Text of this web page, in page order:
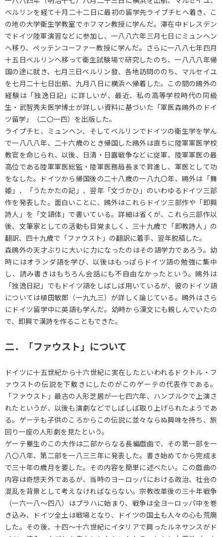
ベルリンを経て十月二十二日に最初の留学先ライプチヒへ着き、こ
の地の大学衛生学教室でホフマン教授に学んだ。滞在中ドレスデン
でドイツ陸軍演習などに参加し、一八八六年三月七日にミュンヘン
へ移り、ペッテンコーファー教授に学んだ。さらに一八八七年四月
十五日ベルリンへ移って衛生試験場で研究したのち、一八八八年帰
国の途に就き、七月三日ベルリン發、各地訪問ののち、マルセイユ
を七月二十七日出航、九月八日に横浜へ帰着した。この間の鴎外の
経験は「独逸日記」に詳しいが、最近、私の高等学校時代の同級
生・武智秀夫医学博士が詳しい資料に基づいた「軍医森鴎外のドイ
ツ留学」（二〇一四）を出版した。
ライプチヒ、ミュンヘン、そしてベルリンでドイツの衛生学を学ん
で一八八八年、二十六歳のとき帰国した鴎外は直ちに陸軍軍医学校
教官を命じられ、以後、日清・日露戦争などに従軍、陸軍軍医の最
高位である陸軍軍医総監・陸軍医務局長まで昇進し、軍医として功
をなした。ドイツから帰国後の二十八歳の一八九〇年、鴎外は「舞
姫」、「うたかたの記」、翌年「文づかひ」のいわゆるドイツ三部
作を発表した。面白いことに、鴎外はこれらドイツ三部作や「即興
詩人」を「文語体」で書いている。詳細は省くが、これら三部作以
後、文筆家としての活動も目覚ましく、三十九歳で「即教詩人」の
翻訳、四十九歳で「ファウスト」の翻訳に着手、翌年脱稿した。
森鴎外の天才ぶりに大いに力になったのはその語学力であろう。幼
時にはオランダ語を学び、以後はもっぱらドイツ語の勉強に集中
し、読み書きはもちろん会話にも不自由なかったという。鴎外は
「独逸日記」でもドイツ語をしばしば用いているが、彼のドイツ語
については植田敏郎（一九九三）が詳しく論じている。鴎外はさら
にドイツ留学中に英語も学んだ。幼時から漢文にも親しんでいたの
で、即興で漢詩を作ることもできた。
二．「ファウスト」について
ドイツに十五世紀から十六世紀に実在したといわれるドクトル・フ
ァウストの伝説を下敷きにしたのがこのゲーテの代表作である。
「ファウスト」最古の人形芝居が一七四六年、ハンブルクで上演さ
れたというが、以後も演劇などでしばしば取り上げられたようであ
る。ゲーテも子供のころからこの伝説に並々ならぬ興味を持ち、旅
回り一座の人形劇を見たという。
ゲーテ畢生のこの大作は二部からなる長編戯曲で、その第一部を一
八〇八年、第二部を一八三三年に発表した。書き始めてから完成ま
で三十年の歳月を要した。その内容を簡単に述べたい。この戯曲の
内容は奇想天外であるが、当時のヨーロッパにおける政治、社会の
混乱を背景として考えなければならない。宗教改革後の三十年戦争
（一六一八～四八）はプラハに始まり、戦争は全ヨーロッパ中を巻
き込み、ドイツ全土は戦場となり、ドイツの国土も人々の心も荒廃
した。その後、十四～十六世紀にイタリアで興ったルネサンスがド